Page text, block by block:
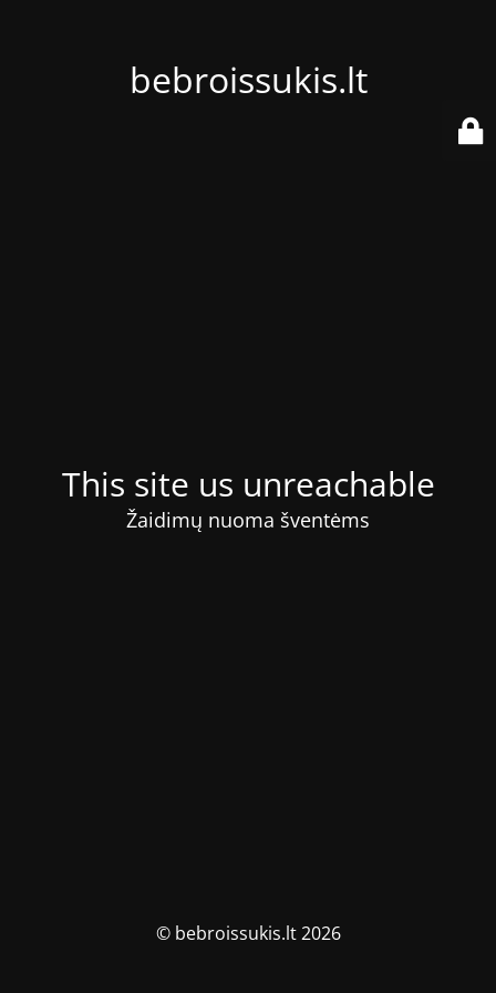
bebroissukis.lt
This site us unreachable
Žaidimų nuoma šventėms
© bebroissukis.lt 2026